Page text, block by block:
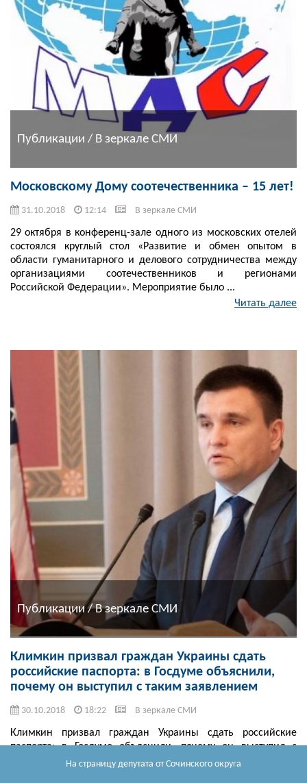
На страницу депутата от Сочинского округа
Публикации / В зеркале СМИ
Московскому Дому соотечественника – 15 лет!
31.10.2018 12:14 В зеркале СМИ
29 октября в конференц-зале одного из московских отелей
состоялся круглый стол «Развитие и обмен опытом в
области гуманитарного и делового сотрудничества между
организациями соотечественников и регионами
Российской Федерации». Мероприятие было ...
Читать далее
Публикации / В зеркале СМИ
Климкин призвал граждан Украины сдать
российские паспорта: в Госдуме объяснили,
почему он выступил с таким заявлением
30.10.2018 18:22 В зеркале СМИ
Климкин призвал граждан Украины сдать российские
паспорта: в Госдуме объяснили, почему он выступил с
таким заявлением Глава украинского МИДа Павел Климкин